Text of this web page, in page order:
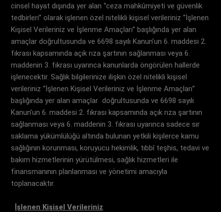
cinsel hayat dışında yer alan “ceza mahkûmiyeti ve güvenlik
tedbirleri” olarak işlenen özel nitelikli kişisel verileriniz “İşlenen
Kişisel Verileriniz ve İşlenme Amaçları” başlığında yer alan
amaçlar doğrultusunda ve 6698 sayılı Kanun’un 6. maddesi 2.
fıkrası kapsamında açık rıza şartının sağlanması veya 6.
maddenin 3. fıkrası uyarınca kanunlarda öngörülen hallerde
işlenecektir. Sağlık bilgilerinize ilişkin özel nitelikli kişisel
verileriniz “İşlenen Kişisel Verileriniz ve İşlenme Amaçları”
başlığında yer alan amaçlar doğrultusunda ve 6698 sayılı
Kanun’un 6. maddesi 2. fıkrası kapsamında açık rıza şartının
sağlanması veya 6. maddenin 3. fıkrası uyarınca sadece sır
saklama yükümlülüğü altında bulunan yetkili kişilerce kamu
sağlığının korunması, koruyucu hekimlik, tıbbî teşhis, tedavi ve
bakım hizmetlerinin yürütülmesi, sağlık hizmetleri ile
finansmanının planlanması ve yönetimi amacıyla
toplanacaktır.
İşlenen Kişisel Verileriniz